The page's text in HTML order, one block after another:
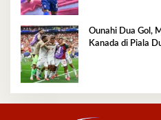
Ounahi Dua Gol,
Kanada di Piala